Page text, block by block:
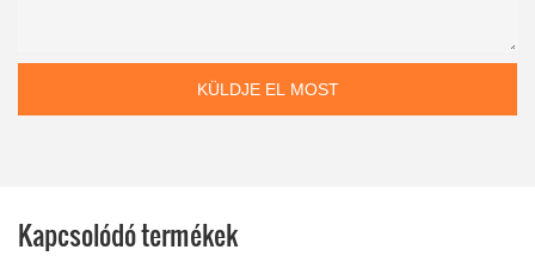
KÜLDJE EL MOST
Kapcsolódó termékek